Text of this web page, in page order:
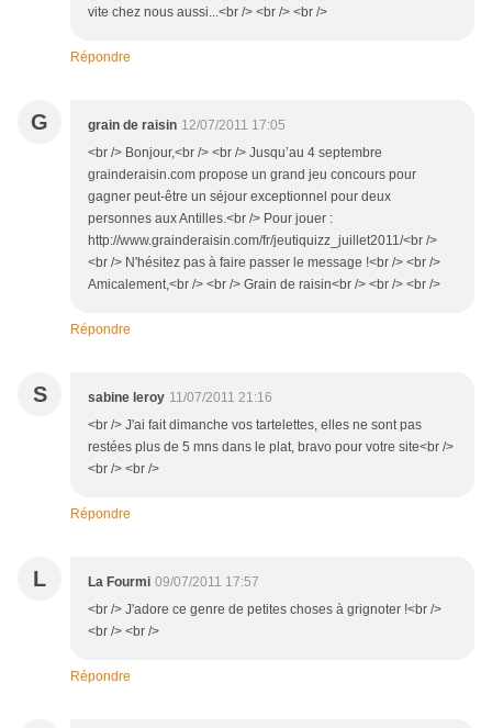
vite chez nous aussi...<br /> <br /> <br />
Répondre
G grain de raisin 12/07/2011 17:05
<br /> Bonjour,<br /> <br /> Jusqu’au 4 septembre
grainderaisin.com propose un grand jeu concours pour
gagner peut-être un séjour exceptionnel pour deux
personnes aux Antilles.<br /> Pour jouer :
http://www.grainderaisin.com/fr/jeutiquizz_juillet2011/<br />
<br /> N'hésitez pas à faire passer le message !<br /> <br />
Amicalement,<br /> <br /> Grain de raisin<br /> <br /> <br />
Répondre
S sabine leroy 11/07/2011 21:16
<br /> J'ai fait dimanche vos tartelettes, elles ne sont pas
restées plus de 5 mns dans le plat, bravo pour votre site<br />
<br /> <br />
Répondre
L La Fourmi 09/07/2011 17:57
<br /> J'adore ce genre de petites choses à grignoter !<br />
<br /> <br />
Répondre